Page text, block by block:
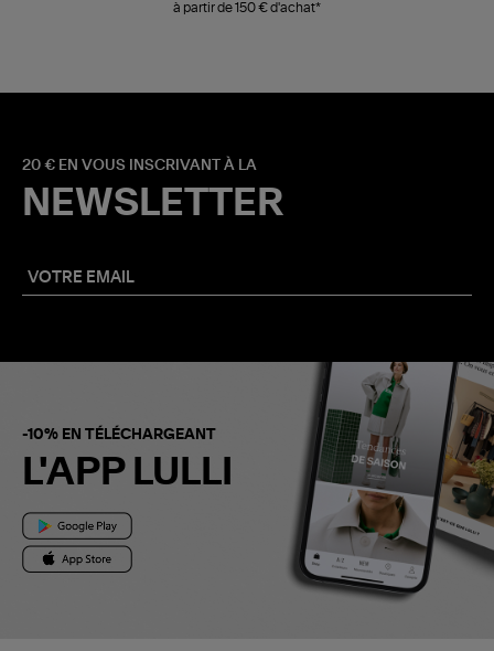
à partir de 150 € d'achat*
20 € EN VOUS INSCRIVANT À LA
NEWSLETTER
-10% EN TÉLÉCHARGEANT
L'APP LULLI